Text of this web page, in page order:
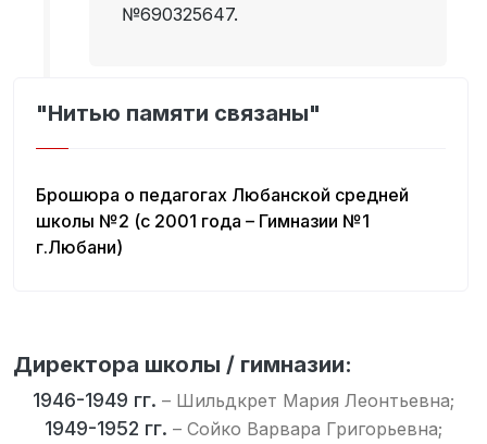
№690325647.
"Нитью памяти связаны"
Брошюра о педагогах Любанской средней
школы №2 (с 2001 года – Гимназии №1
г.Любани)
Директора школы / гимназии:
1946-1949 гг. – Шильдкрет Мария Леонтьевна;
1949-1952 гг. – Сойко Варвара Григорьевна;